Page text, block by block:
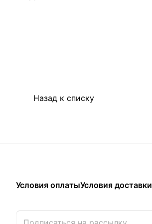
Назад к списку
Условия оплатыУсловия доставки